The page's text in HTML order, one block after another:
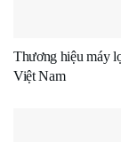
Thương hiệu máy
Việt Nam